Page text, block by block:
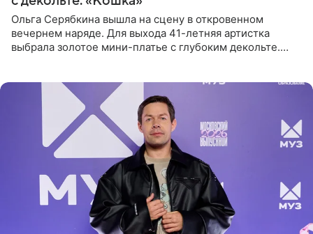
Ольга Серябкина вышла на сцену в откровенном
вечернем наряде. Для выхода 41-летняя артистка
выбрала золотое мини-платье с глубоким декольте.